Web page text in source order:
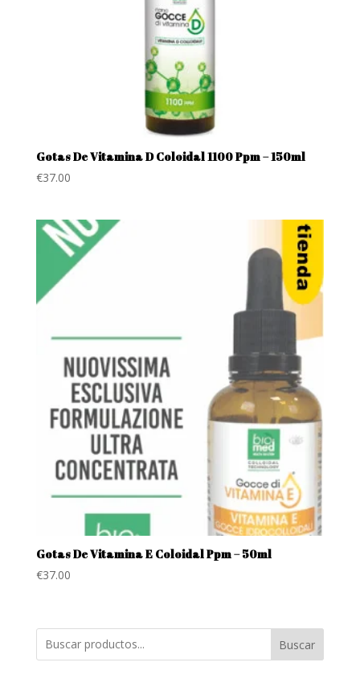
Gotas De Vitamina D Coloidal 1100 Ppm – 150ml
€37.00
Gotas De Vitamina E Coloidal Ppm – 50ml
€37.00
Buscar